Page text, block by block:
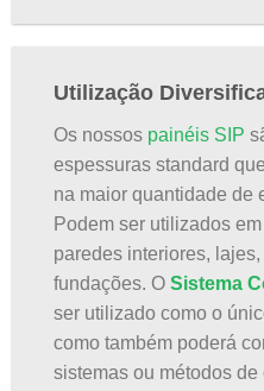
Utilização
Os nossos painéis SIP
espessuras standard
na maior quantidade de
Podem ser utilizados
paredes interiores,
fundações. O Sistema
ser utilizado como o
como também poderá
sistemas ou métodos de